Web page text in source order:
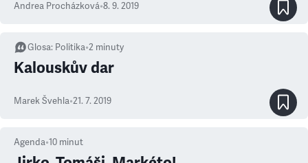
Andrea Procházková•8. 9. 2019
Glosa: Politika•2 minuty
Kalouskův dar
Marek Švehla•21. 7. 2019
Agenda•10 minut